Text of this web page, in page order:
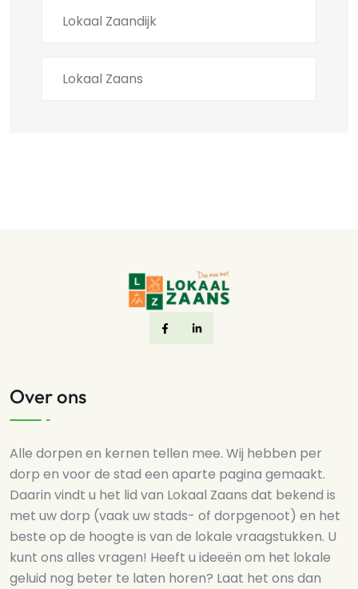
Lokaal Zaandijk
Lokaal Zaans
Over ons
Alle dorpen en kernen tellen mee. Wij hebben per
dorp en voor de stad een aparte pagina gemaakt.
Daarin vindt u het lid van Lokaal Zaans dat bekend is
met uw dorp (vaak uw stads- of dorpgenoot) en het
beste op de hoogte is van de lokale vraagstukken. U
kunt ons alles vragen! Heeft u ideeën om het lokale
geluid nog beter te laten horen? Laat het ons dan